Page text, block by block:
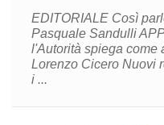
EDITORIALE Così
Pasquale Sandulli
l'Autorità spiega come
Lorenzo Cicero Nuovi
i ...